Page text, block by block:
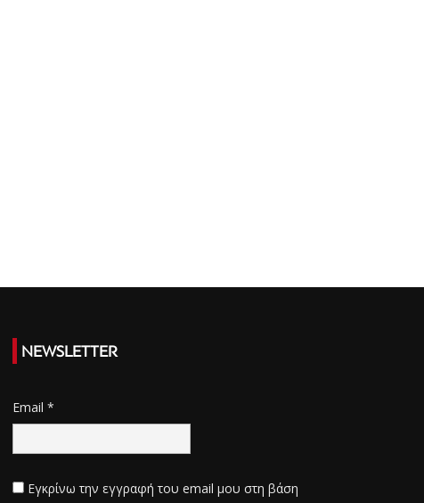
NEWSLETTER
Email *
Εγκρίνω την εγγραφή του email μου στη βάση